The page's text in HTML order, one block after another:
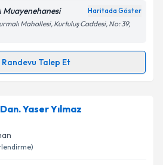
işlenmesine ilişkinAydınlatma
kabul ediyorum.
Muayenehanesi Haritada Göster
Mahallesi, Kurtuluş Caddesi, No: 39,
Randevu Talep Et
Talebi
için randevu takvimi talebi
randevu almanız için bir
e-posta ile bilgilendireceğiz.
Yaser Yılmaz